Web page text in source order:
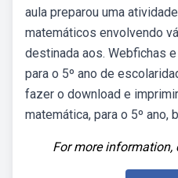
aula preparou uma
matemáticos envolvendo
destinada aos. Webfichas
para o 5º ano de
fazer o download e
matemática, para o 5º ano,
For more information,